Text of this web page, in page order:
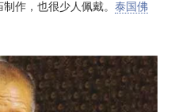
作，也很少人佩戴。泰国佛